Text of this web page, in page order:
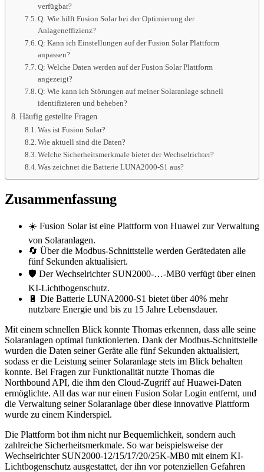
verfügbar?
Q: Wie hilft Fusion Solar bei der Optimierung der
Anlageneffizienz?
Q: Kann ich Einstellungen auf der Fusion Solar Plattform
anpassen?
Q: Welche Daten werden auf der Fusion Solar Plattform
angezeigt?
Q: Wie kann ich Störungen auf meiner Solaranlage schnell
identifizieren und beheben?
Häufig gestellte Fragen
Was ist Fusion Solar?
Wie aktuell sind die Daten?
Welche Sicherheitsmerkmale bietet der Wechselrichter?
Was zeichnet die Batterie LUNA2000-S1 aus?
Zusammenfassung
☀️ Fusion Solar ist eine Plattform von Huawei zur Verwaltung
von Solaranlagen.
🔄 Über die Modbus-Schnittstelle werden Gerätedaten alle
fünf Sekunden aktualisiert.
🛡️ Der Wechselrichter SUN2000-…-MB0 verfügt über einen
KI-Lichtbogenschutz.
🔋 Die Batterie LUNA2000-S1 bietet über 40% mehr
nutzbare Energie und bis zu 15 Jahre Lebensdauer.
Mit einem schnellen Blick konnte Thomas erkennen, dass alle seine
Solaranlagen optimal funktionierten. Dank der Modbus-Schnittstelle
wurden die Daten seiner Geräte alle fünf Sekunden aktualisiert,
sodass er die Leistung seiner Solaranlage stets im Blick behalten
konnte. Bei Fragen zur Funktionalität nutzte Thomas die
Northbound API, die ihm den Cloud-Zugriff auf Huawei-Daten
ermöglichte. All das war nur einen Fusion Solar Login entfernt, und
die Verwaltung seiner Solaranlage über diese innovative Plattform
wurde zu einem Kinderspiel.
Die Plattform bot ihm nicht nur Bequemlichkeit, sondern auch
zahlreiche Sicherheitsmerkmale. So war beispielsweise der
Wechselrichter SUN2000-12/15/17/20/25K-MB0 mit einem KI-
Lichtbogenschutz ausgestattet, der ihn vor potenziellen Gefahren